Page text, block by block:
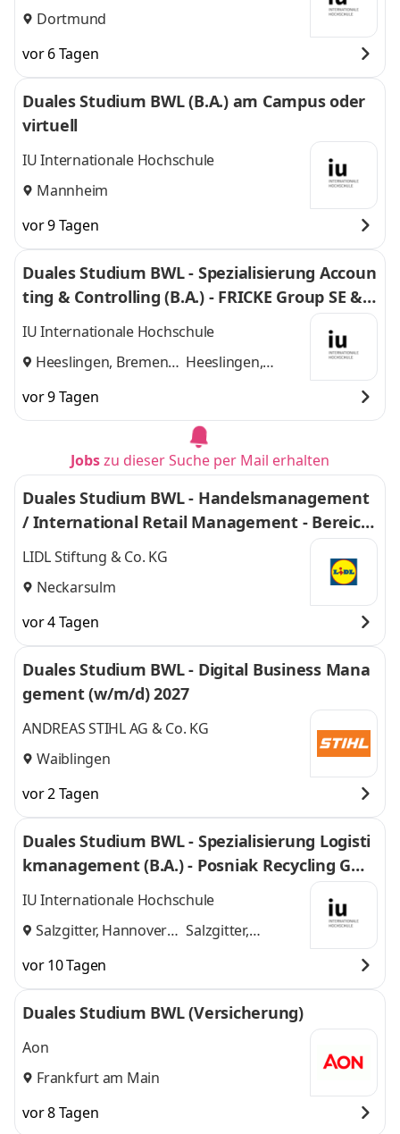
Dortmund
vor 6 Tagen
Duales Studium BWL (B.A.) am Campus oder
virtuell
IU Internationale Hochschule
Mannheim
vor 9 Tagen
Duales Studium BWL - Spezialisierung Accoun
ting & Controlling (B.A.) - FRICKE Group SE & C
o. KG
IU Internationale Hochschule
Heeslingen, Bremen
Heeslingen,
vor 9 Tagen
Jobszu dieser Suche per Mail erhalten
Duales Studium BWL - Handelsmanagement
/ International Retail Management - Bereich
Einkauf 2027
LIDL Stiftung & Co. KG
Neckarsulm
vor 4 Tagen
Duales Studium BWL - Digital Business Mana
gement (w/m/d) 2027
ANDREAS STIHL AG & Co. KG
Waiblingen
vor 2 Tagen
Duales Studium BWL - Spezialisierung Logisti
kmanagement (B.A.) - Posniak Recycling Gmb
H
IU Internationale Hochschule
Salzgitter, Hannover
Salzgitter,
vor 10 Tagen
Duales Studium BWL (Versicherung)
Aon
Frankfurt am Main
vor 8 Tagen